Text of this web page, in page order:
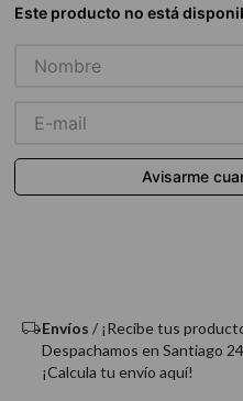
Envíos / ¡Recibe tus
Despachamos en Santiago
¡Calcula tu envío aquí!
9. acondicionador